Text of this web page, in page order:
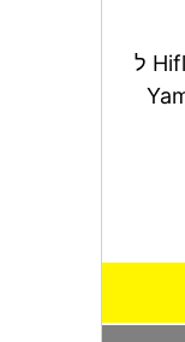
פילטר שמן HifloFiltro 303 ל